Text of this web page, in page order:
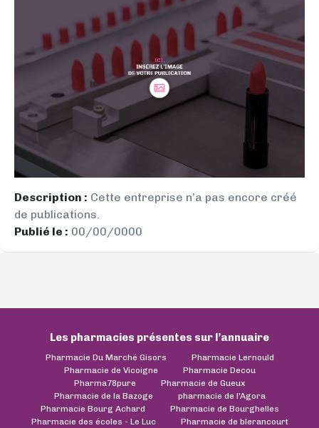
Description : Cette entreprise n’a pas encore créé
de publications.
Publié le : 00/00/0000
Les pharmacies présentes sur l’annuaire
Pharmacie Du Marché Gisors
Pharmacie Lernould
Pharmacie de Vicoigne
Pharmacie Decou
Pharma78pure
Pharmacie de Gueux
Pharmacie de la Bazoge
pharmacie de l'Agora
Pharmacie Bourg Achard
Pharmacie de Bourghelles
Pharmacie des écoles - Le Luc
Pharmacie de blerancourt